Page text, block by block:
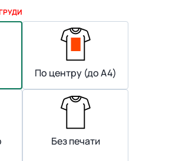
По центру (до А4)
Без печати